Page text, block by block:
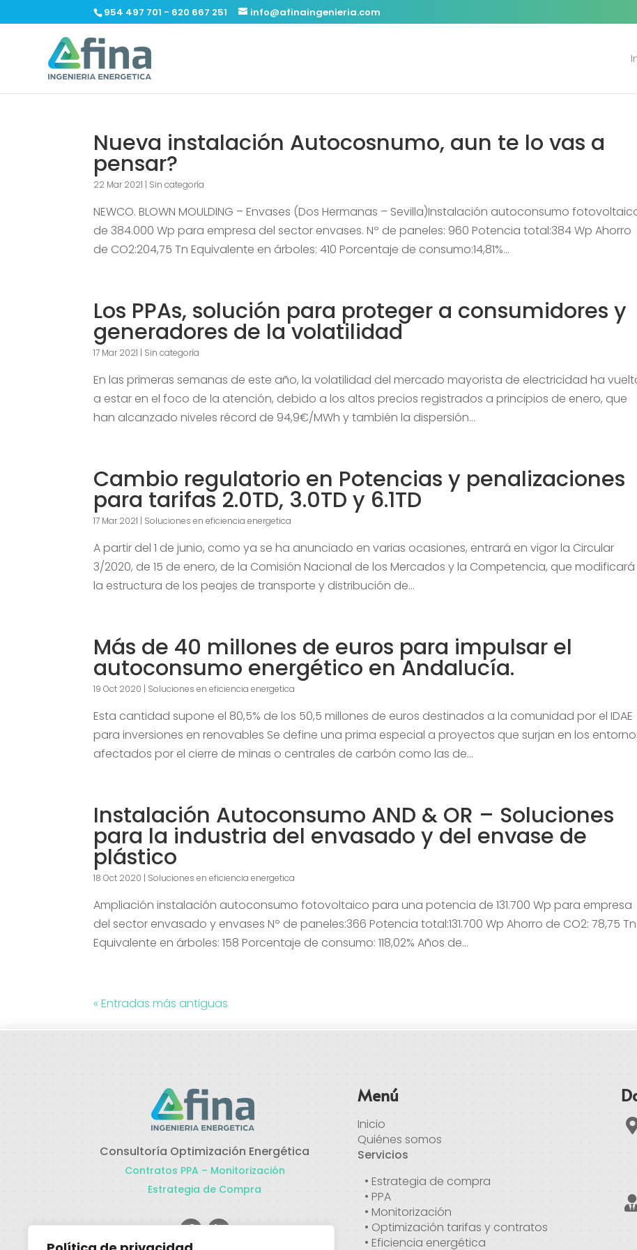
954 497 701 - 620 667 251 info@afinaingenieria.com
Nueva instalación Autocosnumo, aun te lo vas a
pensar?
22 Mar 2021 | Sin categoría
NEWCO. BLOWN MOULDING – Envases (Dos Hermanas – Sevilla)Instalación autoconsumo
de 384.000 Wp para empresa del sector envases. Nº de paneles: 960 Potencia total:384 Wp Ahorro
de CO2:204,75 Tn Equivalente en árboles: 410 Porcentaje de consumo:14,81%...
Los PPAs, solución para proteger a consumidores y
generadores de la volatilidad
17 Mar 2021 | Sin categoría
En las primeras semanas de este año, la volatilidad del mercado mayorista de electricidad ha
a estar en el foco de la atención, debido a los altos precios registrados a principios de enero, que
han alcanzado niveles récord de 94,9€/MWh y también la dispersión...
Cambio regulatorio en Potencias y penalizaciones
para tarifas 2.0TD, 3.0TD y 6.1TD
17 Mar 2021 | Soluciones en eficiencia energetica
A partir del 1 de junio, como ya se ha anunciado en varias ocasiones, entrará en vigor la Circular
3/2020, de 15 de enero, de la Comisión Nacional de los Mercados y la Competencia, que modificará
la estructura de los peajes de transporte y distribución de...
Más de 40 millones de euros para impulsar el
autoconsumo energético en Andalucía.
19 Oct 2020 | Soluciones en eficiencia energetica
Esta cantidad supone el 80,5% de los 50,5 millones de euros destinados a la comunidad por el IDAE
para inversiones en renovables Se define una prima especial a proyectos que surjan en los
afectados por el cierre de minas o centrales de carbón como las de...
Instalación Autoconsumo AND & OR – Soluciones
para la industria del envasado y del envase de
plástico
18 Oct 2020 | Soluciones en eficiencia energetica
Ampliación instalación autoconsumo fotovoltaico para una potencia de 131.700 Wp para empresa
del sector envasado y envases Nº de paneles:366 Potencia total:131.700 Wp Ahorro de CO2: 78,75 Tn
Equivalente en árboles: 158 Porcentaje de consumo: 118,02% Años de...
« Entradas más antiguas
Consultoría Optimización Energética
Contratos PPA – Monitorización
Estrategia de Compra
Menú
Inicio
Quiénes somos
Servicios
• Estrategia de compra
• PPA
• Monitorización
• Optimización tarifas y contratos
• Eficiencia energética